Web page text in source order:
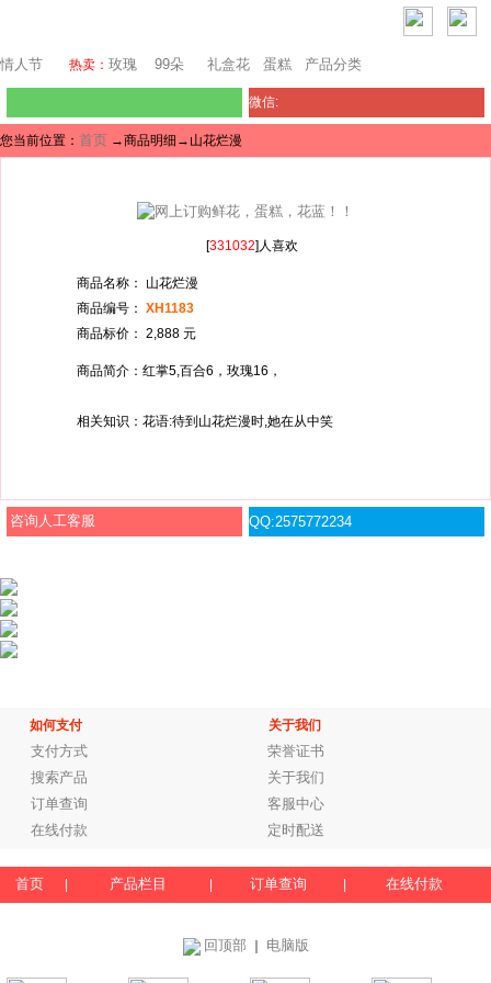
情人节 热卖： 玫瑰 99朵 礼盒花 蛋糕 产品分类
微信:
您当前位置： 首页 →商品明细→山花烂漫
[331032]人喜欢
商品名称： 山花烂漫
商品编号： XH1183
商品标价： 2,888 元
商品简介：红掌5,百合6，玫瑰16，
相关知识：花语:待到山花烂漫时,她在从中笑
咨询人工客服 QQ:2575772234
如何支付 关于我们
支付方式
荣誉证书
搜索产品
关于我们
订单查询
客服中心
在线付款
定时配送
首页 产品栏目 订单查询 在线付款
回顶部 电脑版